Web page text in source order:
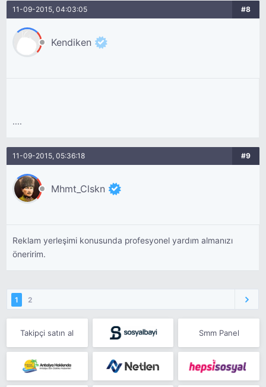
11-09-2015, 04:03:05 #8
Kendiken
....
11-09-2015, 05:36:18 #9
Mhmt_Clskn
Reklam yerleşimi konusunda profesyonel yardım almanızı
öneririm.
1 2
Takipçi satın al Smm Panel